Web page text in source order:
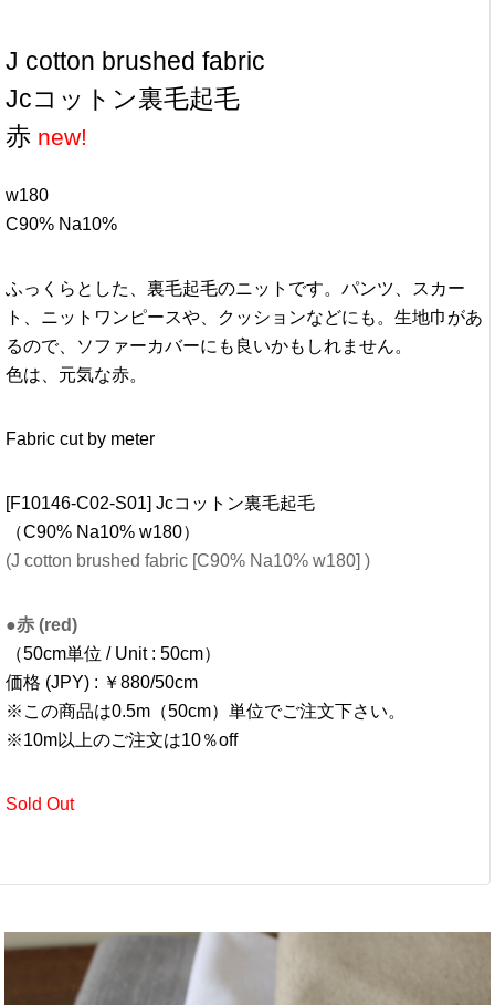
Jcコットン裏毛起毛
セ-ジ
w180
ト、ニットワンピースや、クッションなどにも。生地巾があ
るので、ソファーカバーにも良いかもしれません。
色は、セージグリーン。
Fabric cut by meter
[F10146-C01-S01] Jcコットン裏毛起毛
（C90% Na10% w180）
(J cotton brushed fabric [C90% Na10% w180] )
●セージ (sage)